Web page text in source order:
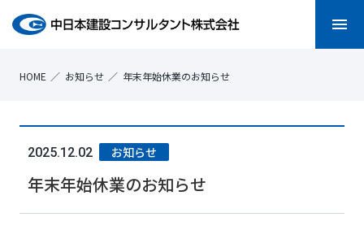
menu
HOME お知らせ 年末年始休業のお知らせ
2025.12.02 お知らせ
年末年始休業のお知らせ